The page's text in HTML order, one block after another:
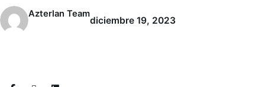
Azterlan Team
diciembre 19, 2023